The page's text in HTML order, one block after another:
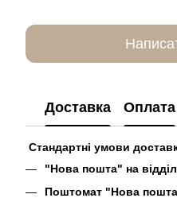
Доставка Оплата
Стандартні умови
"Нова пошта" на
Поштомат "Нова